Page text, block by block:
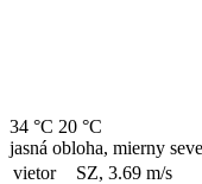
34 °C 20 °C
jasná obloha, mierny
vietor
SZ, 3.69 m/s